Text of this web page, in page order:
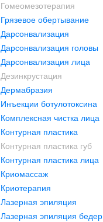
Гомеомезотерапия
Грязевое обертывание
Дарсонвализация
Дарсонвализация головы
Дарсонвализация лица
Дезинкрустация
Дермабразия
Инъекции ботулотоксина
Комплексная чистка лица
Контурная пластика
Контурная пластика губ
Контурная пластика лица
Криомассаж
Криотерапия
Лазерная эпиляция
Лазерная эпиляция бедер